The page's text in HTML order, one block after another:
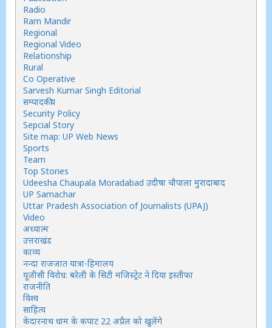
Radio
Ram Mandir
Regional
Regional Video
Relationship
Rural
Co Operative
Sarvesh Kumar Singh Editorial
सम्पादकीय
Security Policy
Sepcial Story
Site map: UP Web News
Sports
Team
Top Stories
Udeesha Chaupala Moradabad उदीषा चौपाला मुरादाबाद
UP Samachar
Uttar Pradesh Association of Journalists (UPAJ)
Video
अध्यात्म
उत्तराखंड
काव्य
नन्दा राजजात यात्रा-हिमालय
यूजीसी विरोध: बरेली के सिटी मजिस्ट्रेट ने दिया इस्तीफा
राजनीति
विश्व
साहित्य
केदारनाथ धाम के कपाट 22 अप्रैल को खुलेंगे